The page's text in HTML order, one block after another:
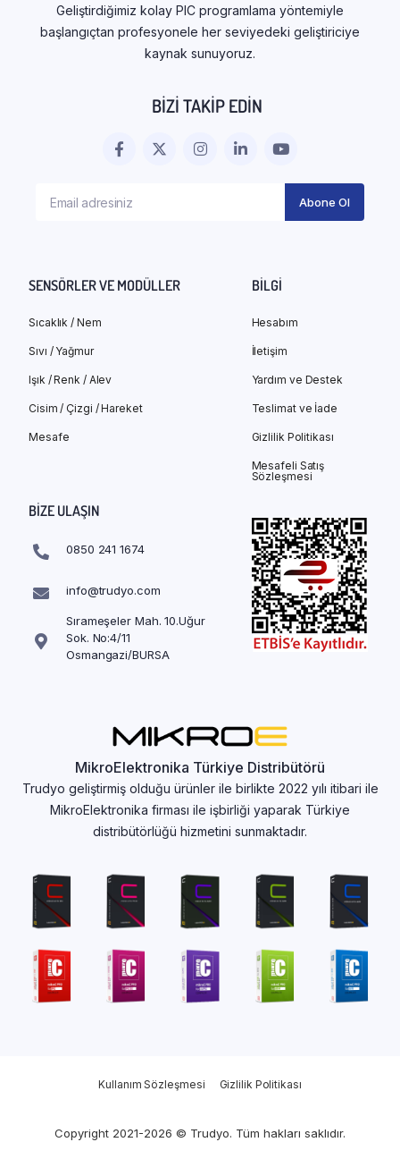
Geliştirdiğimiz kolay PIC programlama yöntemiyle
başlangıçtan profesyonele her seviyedeki geliştiriciye
kaynak sunuyoruz.
BIZI TAKIP EDIN
SENSÖRLER VE MODÜLLER
Sıcaklık / Nem
Sıvı / Yağmur
Işık / Renk / Alev
Cisim / Çizgi / Hareket
Mesafe
BILGI
Hesabım
İletişim
Yardım ve Destek
Teslimat ve İade
Gizlilik Politikası
Mesafeli Satış
Sözleşmesi
BIZE ULAŞIN
0850 241 1674
info@trudyo.com
Sırameşeler Mah. 10.Uğur
Sok. No:4/11
Osmangazi/BURSA
MikroElektronika Türkiye Distribütörü
Trudyo geliştirmiş olduğu ürünler ile birlikte 2022 yılı itibari ile
MikroElektronika firması ile işbirliği yaparak Türkiye
distribütörlüğü hizmetini sunmaktadır.
Kullanım Sözleşmesi Gizlilik Politikası
Copyright 2021-2026 © Trudyo. Tüm hakları saklıdır.